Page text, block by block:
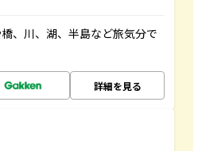
、川、湖、半島など旅気分で
詳細を見る